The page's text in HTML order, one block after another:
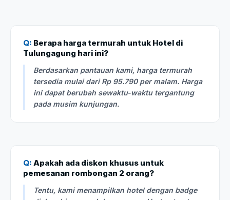
Q: Berapa harga termurah untuk Hotel di
Tulungagung hari ini?
Berdasarkan pantauan kami, harga termurah
tersedia mulai dari Rp 95.790 per malam. Harga
ini dapat berubah sewaktu-waktu tergantung
pada musim kunjungan.
Q: Apakah ada diskon khusus untuk
pemesanan rombongan 2 orang?
Tentu, kami menampilkan hotel dengan badge